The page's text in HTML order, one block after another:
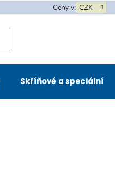
Ceny v: CZK
Skříňové a speciální